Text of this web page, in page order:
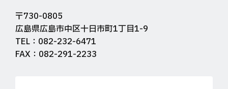
〒730-0805
広島県広島市中区十日市町1丁目1-9
TEL：082-232-6471
FAX：082-291-2233